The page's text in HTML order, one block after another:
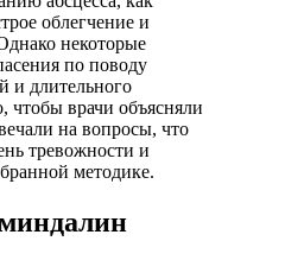
облегчение и
некоторые
по поводу
и длительного
чтобы врачи объясняли
на вопросы, что
тревожности и
методике.